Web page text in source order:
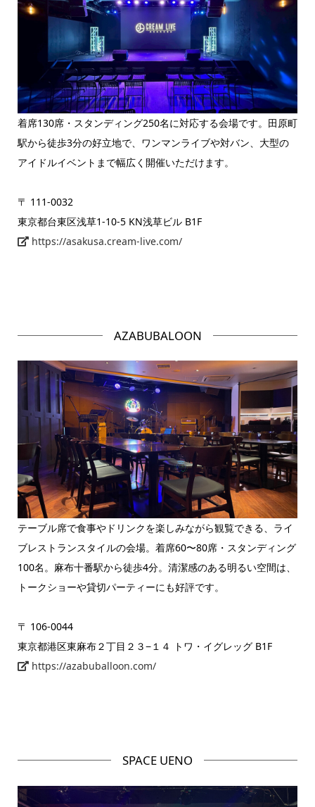
着席130席・スタンディング250名に対応する会場です。田原町
駅から徒歩3分の好立地で、ワンマンライブや対バン、大型の
アイドルイベントまで幅広く開催いただけます。
〒 111-0032
東京都台東区浅草1-10-5 KN浅草ビル B1F
https://asakusa.cream-live.com/
AZABUBALOON
テーブル席で食事やドリンクを楽しみながら観覧できる、ライ
ブレストランスタイルの会場。着席60〜80席・スタンディング
100名。麻布十番駅から徒歩4分。清潔感のある明るい空間は、
トークショーや貸切パーティーにも好評です。
〒 106-0044
東京都港区東麻布２丁目２３−１４ トワ・イグレッグ B1F
https://azabuballoon.com/
SPACE UENO